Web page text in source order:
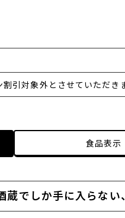
引対象外とさせていただき
食品表示
蔵でしか手に入らな